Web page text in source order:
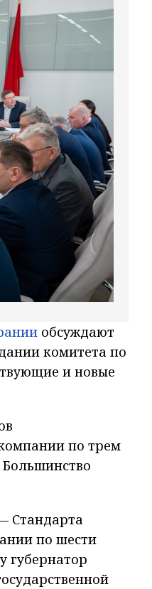
обсуждают
комитета по
и новые
по трем
Стандарта
по шести
губернатор